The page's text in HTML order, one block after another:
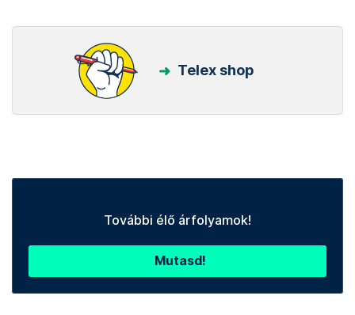
Telex shop
További élő árfolyamok!
Mutasd!